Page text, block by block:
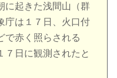
起きた浅間山（群
庁は１７日、火口付
で赤く照らされる
７日に観測されたと